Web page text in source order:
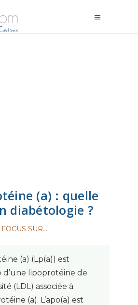
(a) : quelle
diabétologie ?
FOCUS SUR…
(a) (Lp(a)) est
d’une lipoprotéine de
(LDL) associée à
(a). L’apo(a) est